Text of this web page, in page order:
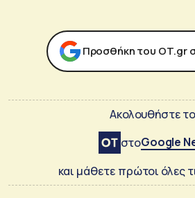
Προσθήκη του ΟΤ.gr
Ακολουθήστε
στοGoogle
και μάθετε πρώτοι όλες